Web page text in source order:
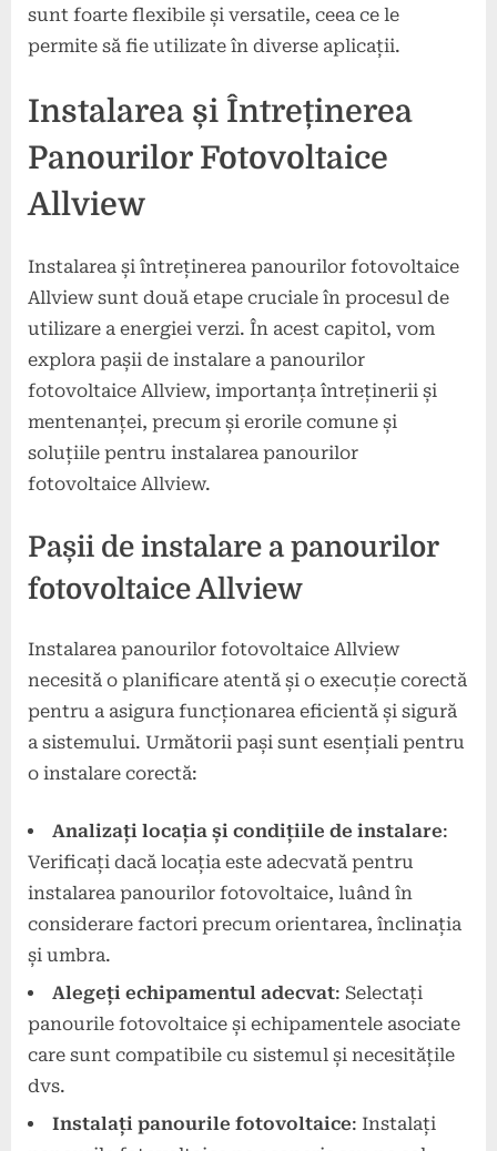
sunt foarte flexibile și versatile, ceea ce le
permite să fie utilizate în diverse aplicații.
Instalarea și Întreținerea
Panourilor Fotovoltaice
Allview
Instalarea și întreținerea panourilor fotovoltaice
Allview sunt două etape cruciale în procesul de
utilizare a energiei verzi. În acest capitol, vom
explora pașii de instalare a panourilor
fotovoltaice Allview, importanța întreținerii și
mentenanței, precum și erorile comune și
soluțiile pentru instalarea panourilor
fotovoltaice Allview.
Pașii de instalare a panourilor
fotovoltaice Allview
Instalarea panourilor fotovoltaice Allview
necesită o planificare atentă și o execuție corectă
pentru a asigura funcționarea eficientă și sigură
a sistemului. Următorii pași sunt esențiali pentru
o instalare corectă:
Analizați locația și condițiile de instalare:
Verificați dacă locația este adecvată pentru
instalarea panourilor fotovoltaice, luând în
considerare factori precum orientarea, înclinația
și umbra.
Alegeți echipamentul adecvat: Selectați
panourile fotovoltaice și echipamentele asociate
care sunt compatibile cu sistemul și necesitățile
dvs.
Instalați panourile fotovoltaice: Instalați